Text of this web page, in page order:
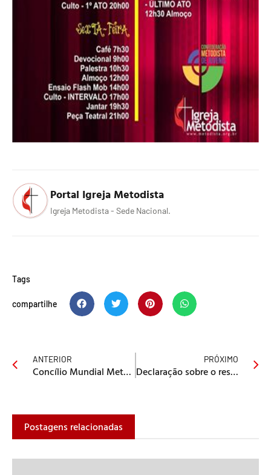
Portal Igreja Metodista
Igreja Metodista - Sede Nacional.
Tags
compartilhe
ANTERIOR
Concílio Mundial Metodista condena ataques terroristas na Nigéria
PRÓXIMO
Declaração sobre o restabelecimento de relações diplomáticas entre os Estados Unidos e Cuba
Postagens relacionadas